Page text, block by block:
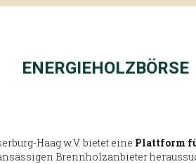
ENERGIEHOLZBÖRSE
Haag w.V. bietet eine Plattform
Brennholzanbieter